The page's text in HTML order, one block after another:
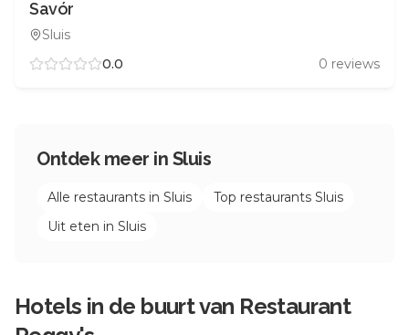
Savór
Sluis
0.0
0 reviews
Ontdek meer in Sluis
Alle restaurants in Sluis Top restaurants Sluis
Uit eten in Sluis
Hotels in de buurt van Restaurant